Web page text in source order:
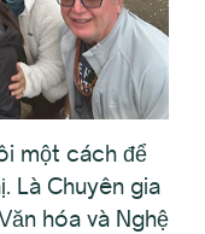
một cách để
Là Chuyên gia
hóa và Nghệ